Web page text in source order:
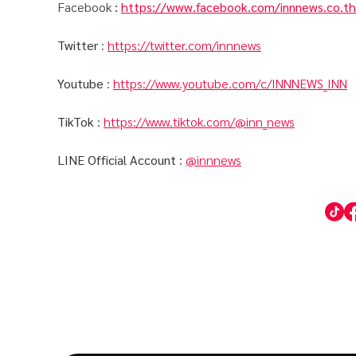
Facebook : https://www.facebook.com/innnews.co.th
Twitter : https://twitter.com/innnews
Youtube : https://www.youtube.com/c/INNNEWS_INN
TikTok : https://www.tiktok.com/@inn_news
LINE Official Account : @innnews